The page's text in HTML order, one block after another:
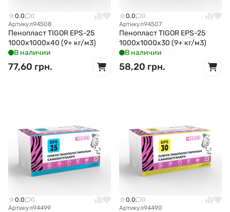
0.0
0
Артикул94508
Пенопласт TIGOR EPS-25
1000x1000x40 (9+ кг/м3)
В наличии
77,60 грн.
0.0
0
Артикул94507
Пенопласт TIGOR EPS-25
1000x1000x30 (9+ кг/м3)
В наличии
58,20 грн.
0.0
0
Артикул94499
0.0
0
Артикул94490